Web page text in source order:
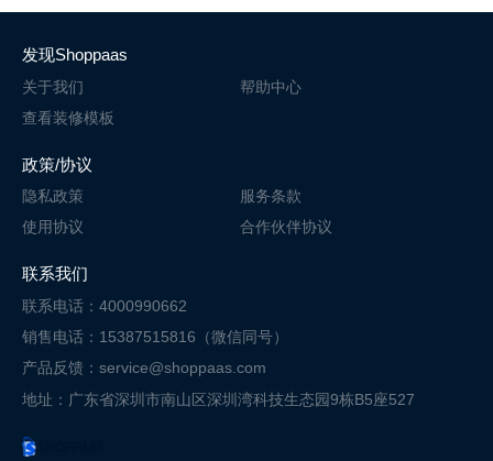
发现Shoppaas
关于我们
帮助中心
查看装修模板
政策/协议
隐私政策
服务条款
使用协议
合作伙伴协议
联系我们
联系电话：4000990662
销售电话：15387515816（微信同号）
产品反馈：service@shoppaas.com
地址：广东省深圳市南山区深圳湾科技生态园9栋B5座527